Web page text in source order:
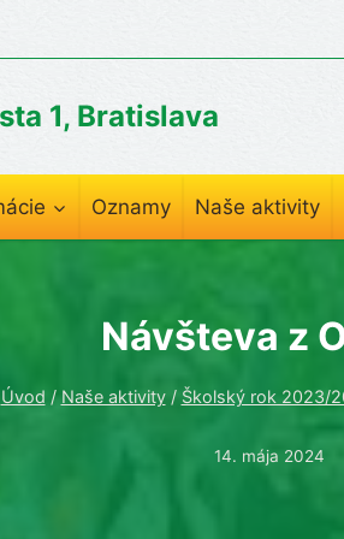
1, Bratislava
Oznamy Naše aktivity
Návšteva z
Úvod / Naše aktivity/ Školský rok 2023/
14. mája 2024